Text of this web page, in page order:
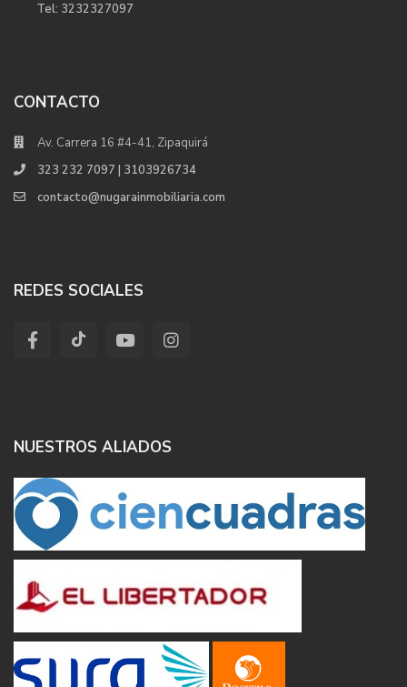
Tel: 3232327097
CONTACTO
Av. Carrera 16 #4-41, Zipaquirá
323 232 7097 | 3103926734
contacto@nugarainmobiliaria.com
REDES SOCIALES
NUESTROS ALIADOS